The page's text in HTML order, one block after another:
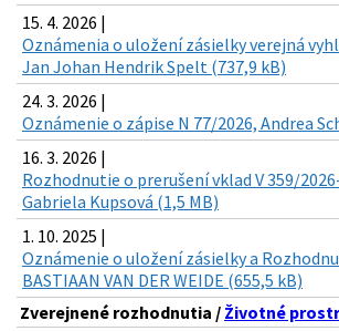
15. 4. 2026 |
Oznámenia o uložení zásielky verejná
Jan Johan Hendrik Spelt (737,9 kB)
24. 3. 2026 |
Oznámenie o zápise N 77/2026, Andrea
16. 3. 2026 |
Rozhodnutie o prerušení vklad V 359/
Gabriela Kupsová (1,5 MB)
1. 10. 2025 |
Oznámenie o uložení zásielky a
BASTIAAN VAN DER WEIDE (655,5 kB)
Zverejnené rozhodnutia / Životné